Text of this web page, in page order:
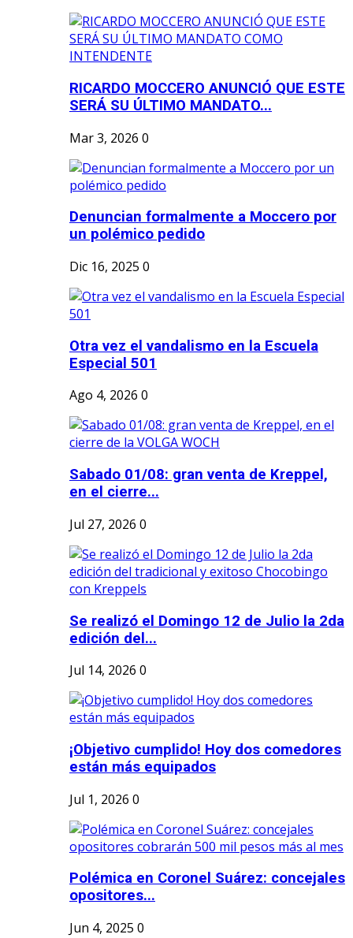
RICARDO MOCCERO ANUNCIÓ QUE ESTE
SERÁ SU ÚLTIMO MANDATO...
Mar 3, 2026 0
Denuncian formalmente a Moccero por
un polémico pedido
Dic 16, 2025 0
Otra vez el vandalismo en la Escuela
Especial 501
Ago 4, 2026 0
Sabado 01/08: gran venta de Kreppel,
en el cierre...
Jul 27, 2026 0
Se realizó el Domingo 12 de Julio la 2da
edición del...
Jul 14, 2026 0
¡Objetivo cumplido! Hoy dos comedores
están más equipados
Jul 1, 2026 0
Polémica en Coronel Suárez: concejales
opositores...
Jun 4, 2025 0